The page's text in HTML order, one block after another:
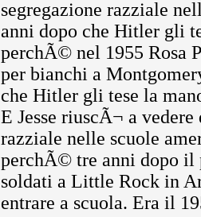
segregazione razziale
anni dopo che Hitler gli
perchÃ© nel 1955 Rosa
per bianchi a
che Hitler gli tese la
E Jesse riuscÃ¬ a
razziale nelle scuole
perchÃ© tre anni dopo il
soldati a Little Rock in
entrare a scuola. Era il